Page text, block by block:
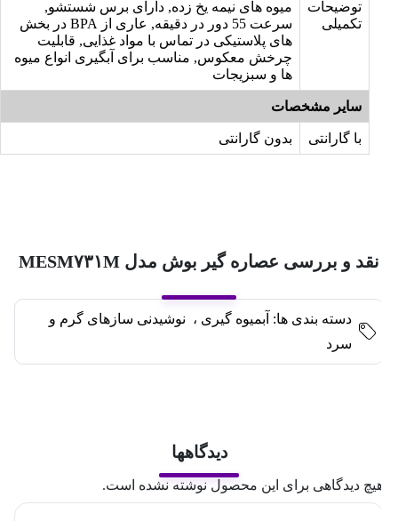
توضیحات
تکمیلی
میوه های نیمه یخ زده, دارای برس شستشو,
سرعت 55 دور در دقیقه, عاری از BPA در بخش
های پلاستیکی در تماس با مواد غذایی, قابلیت
چرخش معکوس, مناسب برای آبگیری انواع میوه
ها و سبزیجات
سایر مشخصات
با گارانتی بدون گارانتی
نقد و بررسی عصاره گیر بوش مدل MESM۷۳۱M
دسته بندی ها: آبمیوه گیری ، نوشیدنی سازهای گرم و
سرد
دیدگاهها
دیدگاهی برای این محصول نوشته نشده است.